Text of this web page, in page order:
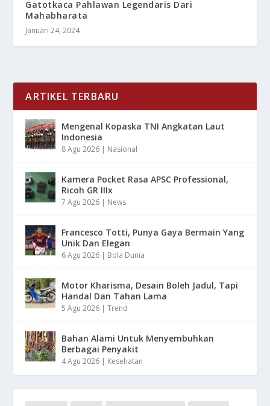
Gatotkaca Pahlawan Legendaris Dari
Mahabharata
Januari 24, 2024
ARTIKEL TERBARU
Mengenal Kopaska TNI Angkatan Laut
Indonesia
8 Agu 2026 | Nasional
Kamera Pocket Rasa APSC Professional,
Ricoh GR IIIx
7 Agu 2026 | News
Francesco Totti, Punya Gaya Bermain Yang
Unik Dan Elegan
6 Agu 2026 | Bola Dunia
Motor Kharisma, Desain Boleh Jadul, Tapi
Handal Dan Tahan Lama
5 Agu 2026 |Trend
Bahan Alami Untuk Menyembuhkan
Berbagai Penyakit
4 Agu 2026 | Kesehatan